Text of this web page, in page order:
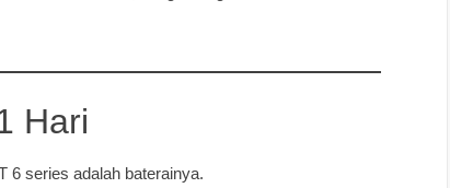
Hari
6 series adalah baterainya.